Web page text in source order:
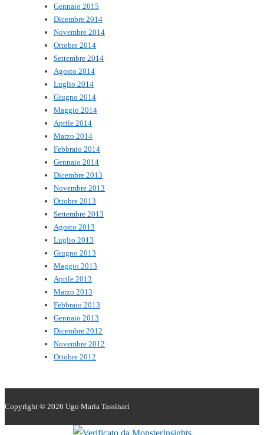
Gennaio 2015
Dicembre 2014
Novembre 2014
Ottobre 2014
Settembre 2014
Agosto 2014
Luglio 2014
Giugno 2014
Maggio 2014
Aprile 2014
Marzo 2014
Febbraio 2014
Gennaio 2014
Dicembre 2013
Novembre 2013
Ottobre 2013
Settembre 2013
Agosto 2013
Luglio 2013
Giugno 2013
Maggio 2013
Aprile 2013
Marzo 2013
Febbraio 2013
Gennaio 2013
Dicembre 2012
Novembre 2012
Ottobre 2012
Copyright © 2026 Ugo Maria Tassinari